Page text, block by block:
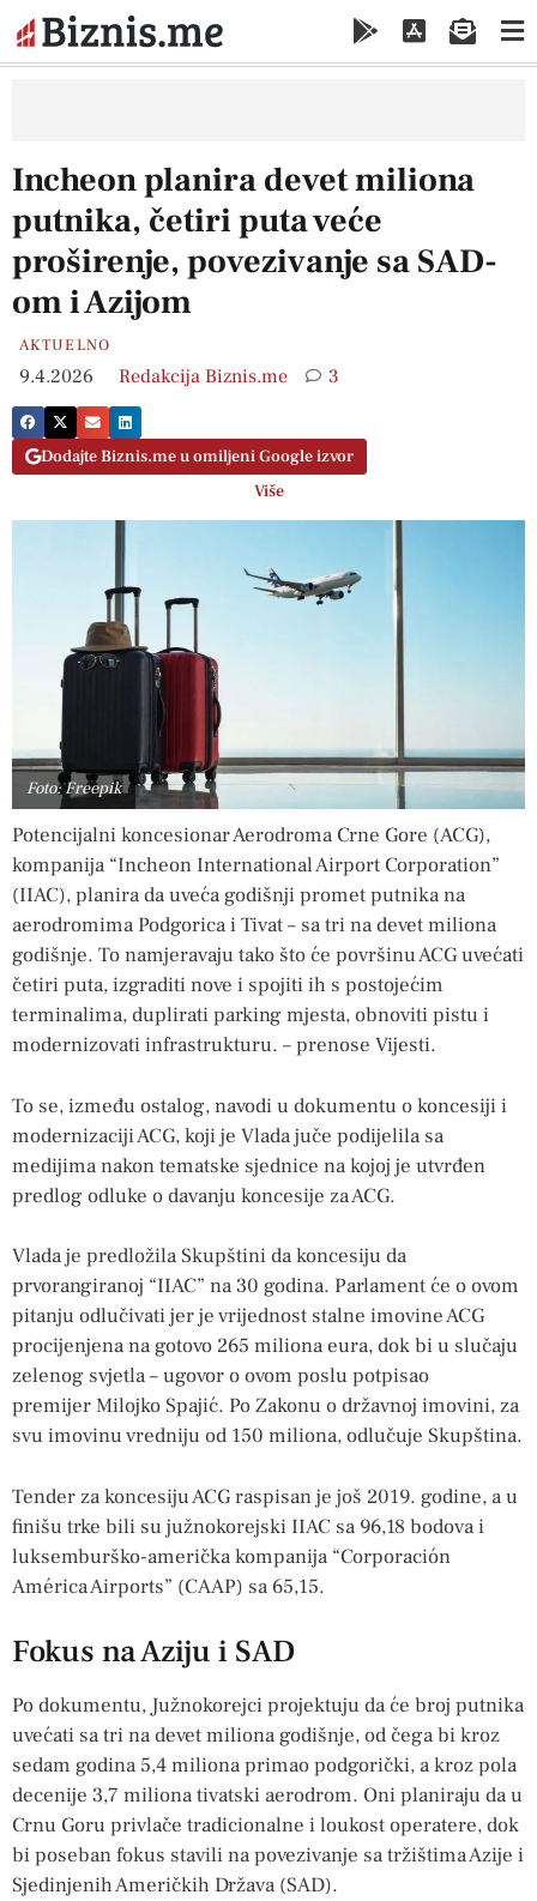
Incheon planira devet miliona
putnika, četiri puta veće
proširenje, povezivanje sa SAD-
om i Azijom
AKTUELNO
9.4.2026 Redakcija Biznis.me 3
Dodajte Biznis.me u omiljeni Google izvor
Više
Foto: Freepik
Potencijalni koncesionar Aerodroma Crne Gore (ACG),
kompanija “Incheon International Airport Corporation”
(IIAC), planira da uveća godišnji promet putnika na
aerodromima Podgorica i Tivat – sa tri na devet miliona
godišnje. To namjeravaju tako što će površinu ACG uvećati
četiri puta, izgraditi nove i spojiti ih s postojećim
terminalima, duplirati parking mjesta, obnoviti pistu i
modernizovati infrastrukturu. – prenose Vijesti.
To se, između ostalog, navodi u dokumentu o koncesiji i
modernizaciji ACG, koji je Vlada juče podijelila sa
medijima nakon tematske sjednice na kojoj je utvrđen
predlog odluke o davanju koncesije za ACG.
Vlada je predložila Skupštini da koncesiju da
prvorangiranoj “IIAC” na 30 godina. Parlament će o ovom
pitanju odlučivati jer je vrijednost stalne imovine ACG
procijenjena na gotovo 265 miliona eura, dok bi u slučaju
zelenog svjetla – ugovor o ovom poslu potpisao
premijer Milojko Spajić. Po Zakonu o državnoj imovini, za
svu imovinu vredniju od 150 miliona, odlučuje Skupština.
Tender za koncesiju ACG raspisan je još 2019. godine, a u
finišu trke bili su južnokorejski IIAC sa 96,18 bodova i
luksemburško-američka kompanija “Corporación
América Airports” (CAAP) sa 65,15.
Fokus na Aziju i SAD
Po dokumentu, Južnokorejci projektuju da će broj putnika
uvećati sa tri na devet miliona godišnje, od čega bi kroz
sedam godina 5,4 miliona primao podgorički, a kroz pola
decenije 3,7 miliona tivatski aerodrom. Oni planiraju da u
Crnu Goru privlače tradicionalne i loukost operatere, dok
bi poseban fokus stavili na povezivanje sa tržištima Azije i
Sjedinjenih Američkih Država (SAD).